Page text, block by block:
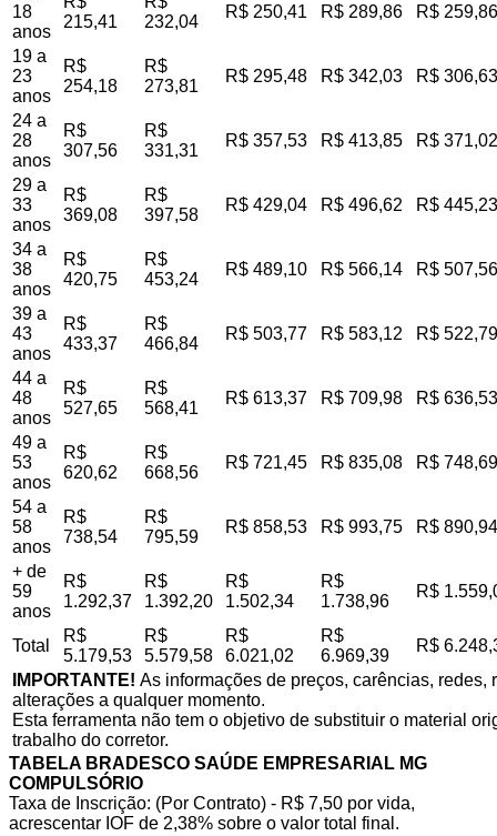
18
anos
215,41
232,04
R$ 250,41 R$ 289,86 R$ 259,86
19 a
23
anos
R$
254,18
R$
273,81
R$ 295,48 R$ 342,03 R$ 306,63
24 a
28
anos
R$
307,56
R$
331,31
R$ 357,53 R$ 413,85 R$ 371,02
29 a
33
anos
R$
369,08
R$
397,58
R$ 429,04 R$ 496,62 R$ 445,23
34 a
38
anos
R$
420,75
R$
453,24
R$ 489,10 R$ 566,14 R$ 507,56
39 a
43
anos
R$
433,37
R$
466,84
R$ 503,77 R$ 583,12 R$ 522,79
44 a
48
anos
R$
527,65
R$
568,41
R$ 613,37 R$ 709,98 R$ 636,53
49 a
53
anos
R$
620,62
R$
668,56
R$ 721,45 R$ 835,08 R$ 748,69
54 a
58
anos
R$
738,54
R$
795,59
R$ 858,53 R$ 993,75 R$ 890,94
+ de
59
anos
R$
1.292,37
R$
1.392,20
R$
1.502,34
R$
1.738,96
R$
Total
R$
5.179,53
R$
5.579,58
R$
6.021,02
R$
6.969,39
R$
IMPORTANTE! As informações de preços, carências,
alterações a qualquer momento.
Esta ferramenta não tem o objetivo de substituir o material
trabalho do corretor.
TABELA BRADESCO SAÚDE EMPRESARIAL MG
COMPULSÓRIO
Taxa de Inscrição: (Por Contrato) - R$ 7,50 por vida,
acrescentar IOF de 2,38% sobre o valor total final.